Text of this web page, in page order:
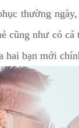
thường
cũng như có
bạn mới